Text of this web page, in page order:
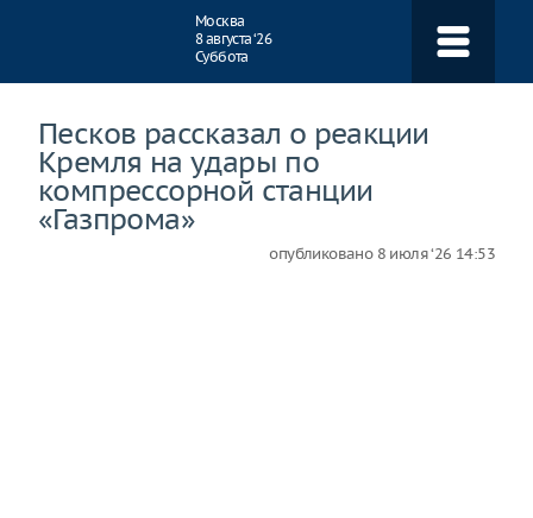
Москва
8 августа ‘26
Суббота
Песков рассказал о реакции
Кремля на удары по
компрессорной станции
«Газпрома»
опубликовано 8 июля ‘26 14:53